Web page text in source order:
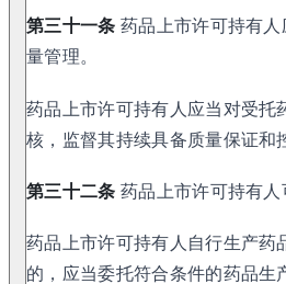
第三十一条 药品上市许可持有
量管理。
药品上市许可持有人应当对受托
核，监督其持续具备质量保证和
第三十二条 药品上市许可持有
药品上市许可持有人自行生产药
的，应当委托符合条件的药品